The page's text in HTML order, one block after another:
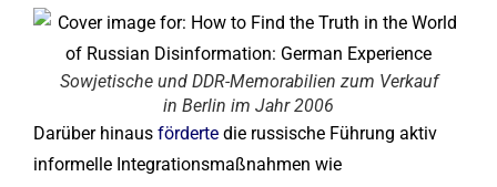
Sowjetische und DDR-Memorabilien zum Verkauf
in Berlin im Jahr 2006
Darüber hinaus förderte die russische Führung aktiv
informelle Integrationsmaßnahmen wie